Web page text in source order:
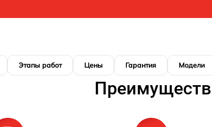
Этапы работ Цены Гарантия Модели